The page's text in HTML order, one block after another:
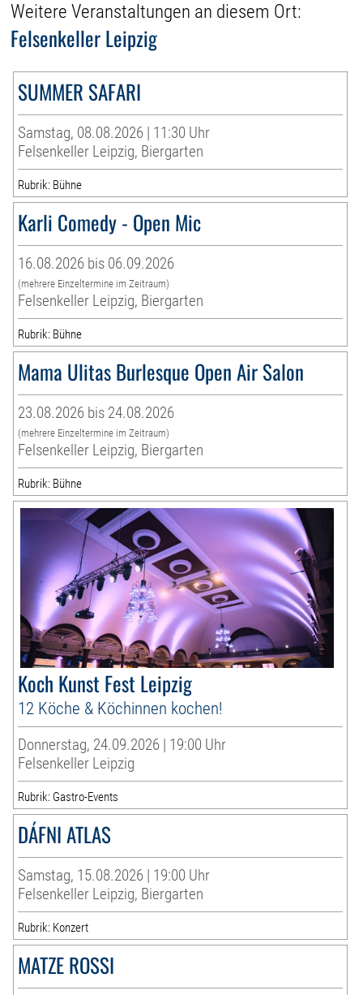
Weitere Veranstaltungen an diesem Ort:
Felsenkeller Leipzig
SUMMER SAFARI
Samstag, 08.08.2026 | 11:30 Uhr
Felsenkeller Leipzig, Biergarten
Rubrik: Bühne
Karli Comedy - Open Mic
16.08.2026 bis 06.09.2026
(mehrere Einzeltermine im Zeitraum)
Felsenkeller Leipzig, Biergarten
Rubrik: Bühne
Mama Ulitas Burlesque Open Air Salon
23.08.2026 bis 24.08.2026
(mehrere Einzeltermine im Zeitraum)
Felsenkeller Leipzig, Biergarten
Rubrik: Bühne
Koch Kunst Fest Leipzig
12 Köche & Köchinnen kochen!
Donnerstag, 24.09.2026 | 19:00 Uhr
Felsenkeller Leipzig
Rubrik: Gastro-Events
DÁFNI ATLAS
Samstag, 15.08.2026 | 19:00 Uhr
Felsenkeller Leipzig, Biergarten
Rubrik: Konzert
MATZE ROSSI